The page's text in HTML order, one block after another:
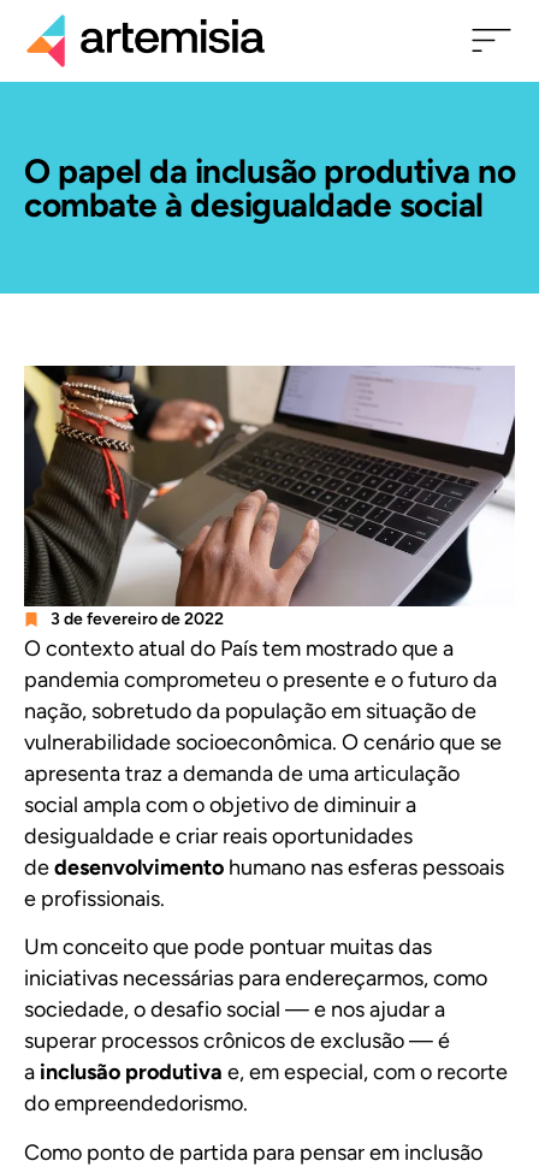
O papel da inclusão produtiva no
combate à desigualdade social
3 de fevereiro de 2022
O contexto atual do País tem mostrado que a
pandemia comprometeu o presente e o futuro da
nação, sobretudo da população em situação de
vulnerabilidade socioeconômica. O cenário que se
apresenta traz a demanda de uma articulação
social ampla com o objetivo de diminuir a
desigualdade e criar reais oportunidades
dedesenvolvimento humano nas esferas pessoais
e profissionais.
Um conceito que pode pontuar muitas das
iniciativas necessárias para endereçarmos, como
sociedade, o desafio social — e nos ajudar a
superar processos crônicos de exclusão — é
a inclusão produtiva e, em especial, com o recorte
do empreendedorismo.
Como ponto de partida para pensar em inclusão